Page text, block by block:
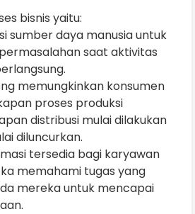
bisnis yaitu:
sumber daya manusia untuk
saat aktivitas
memungkinkan konsumen
proses produksi
distribusi mulai dilakukan
diluncurkan.
tersedia bagi karyawan
memahami tugas yang
mereka untuk mencapai